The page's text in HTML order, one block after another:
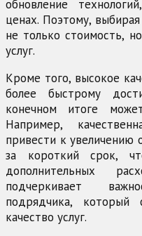
обновление
ценах. Поэтому,
не только стоимость,
услуг.
Кроме того, высокое
более быстрому
конечном итоге
Например,
привести к увеличению
за короткий срок,
дополнительных
подчеркивает
подрядчика, который
качество услуг.